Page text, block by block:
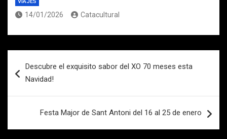
14/01/2026 Catacultural
de
Descubre el exquisito sabor del XO 70 meses esta
Navidad!
Festa Major de Sant Antoni del 16 al 25 de enero